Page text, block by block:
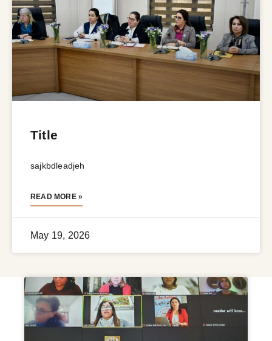
Title
sajkbdleadjeh
READ MORE »
May 19, 2026